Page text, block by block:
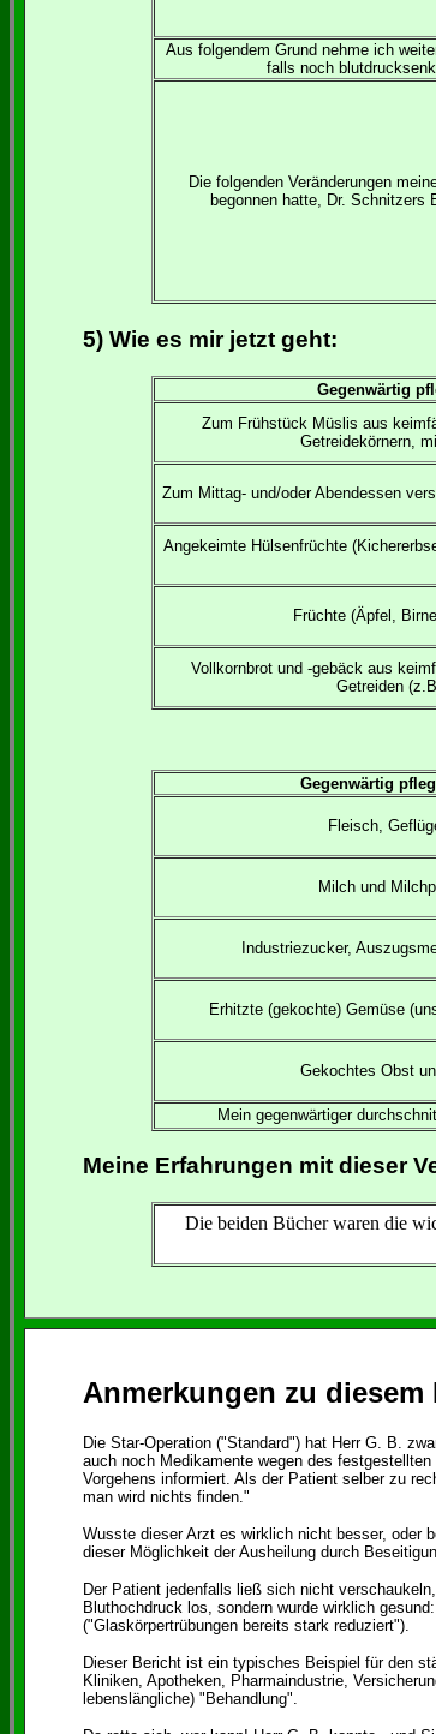
Aus folgendem Grund nehme ich
falls noch
Die folgenden Veränderungen
begonnen hatte, Dr. Schnitzers
5) Wie es mir jetzt geht:
Gegenwärtig
Zum Frühstück Müslis aus
Getreidekörnern,
Zum Mittag- und/oder Abendessen
Angekeimte Hülsenfrüchte
Früchte (Äpfel,
Vollkornbrot und -gebäck aus
Getreiden
Gegenwärtig
Fleisch,
Milch und
Industriezucker,
Erhitzte (gekochte) Gemüse
Gekochtes Obst
Mein gegenwärtiger
Meine Erfahrungen mit dieser
Die beiden Bücher waren die
Anmerkungen zu diesem
Die Star-Operation ("Standard") hat Herr G. B.
auch noch Medikamente wegen des
Vorgehens informiert. Als der Patient selber zu
man wird nichts finden."
Wusste dieser Arzt es wirklich nicht besser, oder
dieser Möglichkeit der Ausheilung durch
Der Patient jedenfalls ließ sich nicht
Bluthochdruck los, sondern wurde wirklich
("Glaskörpertrübungen bereits stark reduziert").
Dieser Bericht ist ein typisches Beispiel für den
Kliniken, Apotheken, Pharmaindustrie,
lebenslängliche) "Behandlung".